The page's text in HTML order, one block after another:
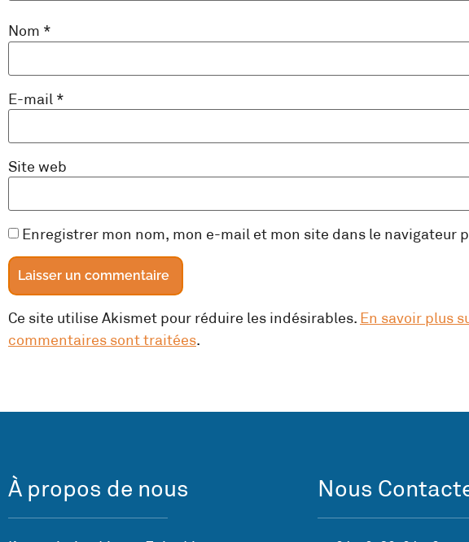
Nom *
E-mail *
Site web
Enregistrer mon nom, mon e-mail et mon site dans le navigateur
Ce site utilise Akismet pour réduire les indésirables. En savoir plus
commentaires sont traitées.
À propos de nous Nous